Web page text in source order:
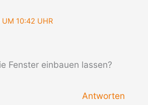
10:42 UHR
Fenster einbauen lassen?
Antworten